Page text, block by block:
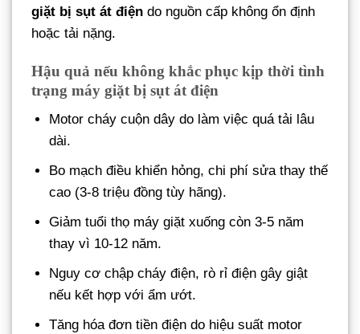
giặt bị sụt át điện do nguồn cấp không ổn định
hoặc tải nặng.
Hậu quả nếu không khắc phục kịp thời tình
trạng máy giặt bị sụt át điện
Motor cháy cuộn dây do làm việc quá tải lâu
dài.
Bo mạch điều khiển hỏng, chi phí sửa thay thế
cao (3-8 triệu đồng tùy hãng).
Giảm tuổi thọ máy giặt xuống còn 3-5 năm
thay vì 10-12 năm.
Nguy cơ chập cháy điện, rò rỉ điện gây giật
nếu kết hợp với ẩm ướt.
Tăng hóa đơn tiền điện do hiệu suất motor